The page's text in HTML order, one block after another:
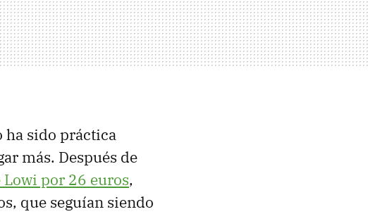
ha sido práctica
más. Después de
Lowi por 26 euros,
que seguían siendo